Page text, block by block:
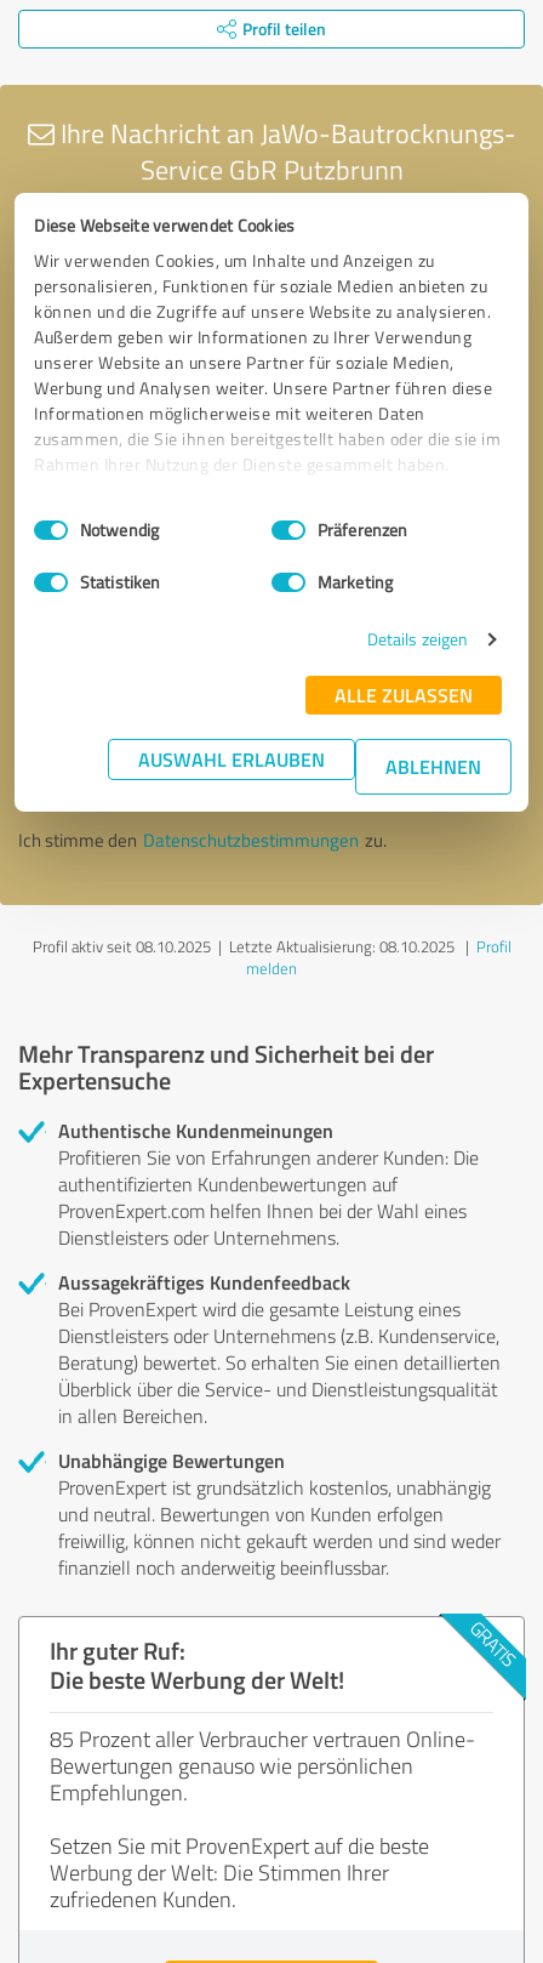
Diese Webseite verwendet Cookies
Wir verwenden Cookies, um Inhalte und Anzeigen zu
personalisieren, Funktionen für soziale Medien anbieten zu
können und die Zugriffe auf unsere Website zu analysieren.
Außerdem geben wir Informationen zu Ihrer Verwendung
unserer Website an unsere Partner für soziale Medien,
Werbung und Analysen weiter. Unsere Partner führen diese
Informationen möglicherweise mit weiteren Daten
zusammen, die Sie ihnen bereitgestellt haben oder die sie im
Rahmen Ihrer Nutzung der Dienste gesammelt haben.
Impressum Datenschutzbestimmungen
Einwilligungsauswahl
Notwendig Präferenzen
Statistiken Marketing
Details zeigen
ALLE ZULASSEN
AUSWAHL ERLAUBEN ABLEHNEN
Profil teilen
Ihre Nachricht an JaWo-Bautrocknungs-
Service GbR Putzbrunn
* Erforderliche Angaben
Nachricht senden
Ich stimme den Datenschutzbestimmungen zu.
Profil aktiv seit 08.10.2025 | Letzte Aktualisierung: 08.10.2025| Profil
melden
Mehr Transparenz und Sicherheit bei der
Expertensuche
Authentische Kundenmeinungen
Profitieren Sie von Erfahrungen anderer Kunden: Die
authentifizierten Kundenbewertungen auf
ProvenExpert.com helfen Ihnen bei der Wahl eines
Dienstleisters oder Unternehmens.
Aussagekräftiges Kundenfeedback
Bei ProvenExpert wird die gesamte Leistung eines
Dienstleisters oder Unternehmens (z.B. Kundenservice,
Beratung) bewertet. So erhalten Sie einen detaillierten
Überblick über die Service- und Dienstleistungsqualität
in allen Bereichen.
Unabhängige Bewertungen
ProvenExpert ist grundsätzlich kostenlos, unabhängig
und neutral. Bewertungen von Kunden erfolgen
freiwillig, können nicht gekauft werden und sind weder
finanziell noch anderweitig beeinflussbar.
Ihr guter Ruf:
Die beste Werbung der Welt!
85 Prozent aller Verbraucher vertrauen Online-
Bewertungen genauso wie persönlichen
Empfehlungen.
Setzen Sie mit ProvenExpert auf die beste
Werbung der Welt: Die Stimmen Ihrer
zufriedenen Kunden.